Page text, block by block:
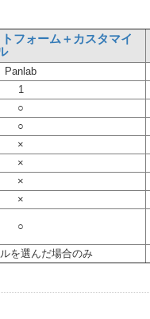
フォーム＋カスタマイ
Panlab
1
○
○
×
×
×
×
○
を選んだ場合のみ